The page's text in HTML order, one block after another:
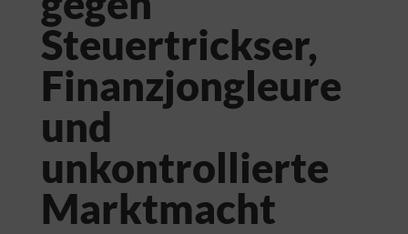
Steuertrickser,
Finanzjongleure
und
unkontrollierte
Marktmacht